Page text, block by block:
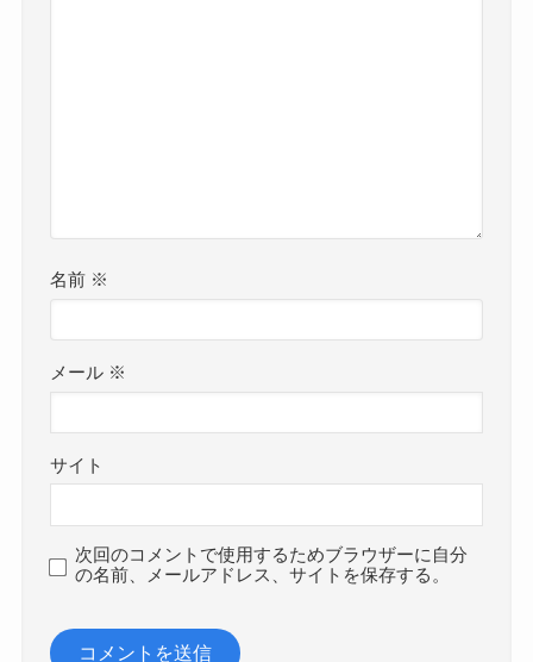
名前 ※
メール ※
サイト
次回のコメントで使用するためブラウザーに自分
の名前、メールアドレス、サイトを保存する。